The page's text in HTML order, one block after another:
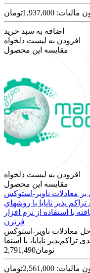
1,937,000تومان
اضافه به سبد خرید
افزودن به لیست دلخواه
مقایسه این محصول
افزودن به لیست دلخواه
مقایسه این محصول
بر معادلات ناویر-استوکس
تراکم پذیر ناپایا با روشهاي AUSM+، HLLC، Roe بر روی یک
با استفاده از نرم افزار
فرترن
حل معادلات ناویر-استوکس
2,791,490تومان
2,561,000تومان